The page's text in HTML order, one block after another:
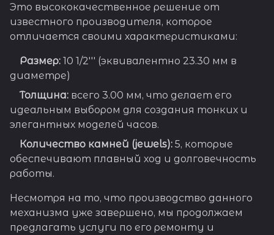
Это высококачественное решение от
известного производителя, которое
отличается своими характеристиками:
Размер: 10 1/2''' (эквивалентно 23.30 мм в
диаметре)
Толщина: всего 3.00 мм, что делает его
идеальным выбором для создания тонких и
элегантных моделей часов.
Количество камней (jewels): 5, которые
обеспечивают плавный ход и долговечность
работы.
Несмотря на то, что производство данного
механизма уже завершено, мы продолжаем
предлагать услуги по его ремонту и